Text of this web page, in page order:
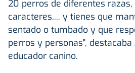
20 perros de diferentes razas,
caracteres,... y tienes que
sentado o tumbado y que
perros y personas", destacaba
educador canino.